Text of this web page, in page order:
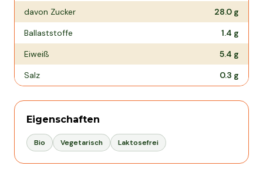
davon Zucker
28.0 g
Ballaststoffe
1.4 g
Eiweiß
5.4 g
Salz
0.3 g
Eigenschaften
Bio Vegetarisch Laktosefrei